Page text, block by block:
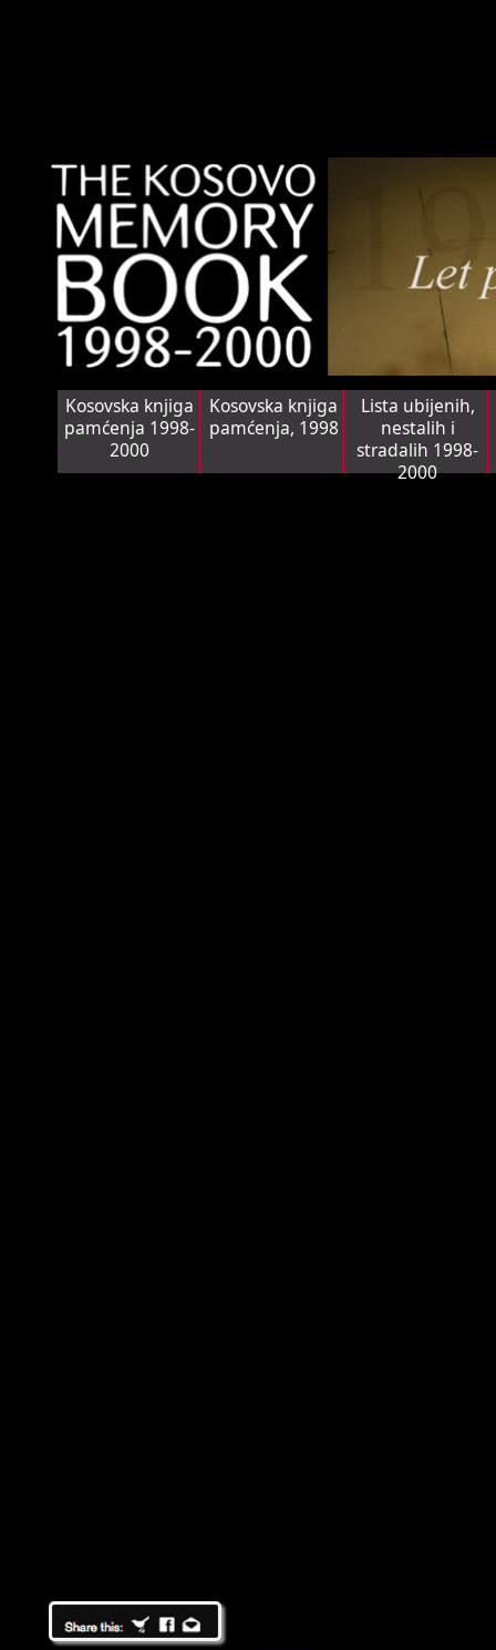
Kosovska knjiga
pamćenja 1998-
2000
Kosovska knjiga
pamćenja, 1998
Lista ubijenih,
nestalih i
stradalih 1998-
2000